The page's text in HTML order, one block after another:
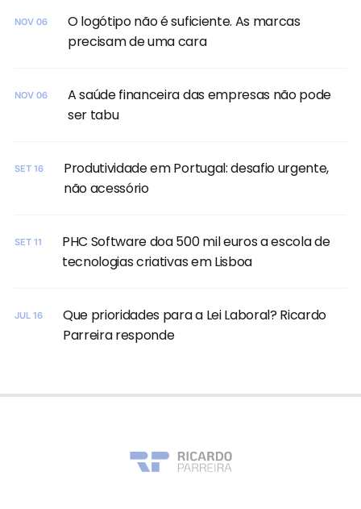
NOV 06
O logótipo não é suficiente. As marcas
precisam de uma cara
NOV 06
A saúde financeira das empresas não pode
ser tabu
SET 16
Produtividade em Portugal: desafio urgente,
não acessório
SET 11
PHC Software doa 500 mil euros a escola de
tecnologias criativas em Lisboa
JUL 16
Que prioridades para a Lei Laboral? Ricardo
Parreira responde